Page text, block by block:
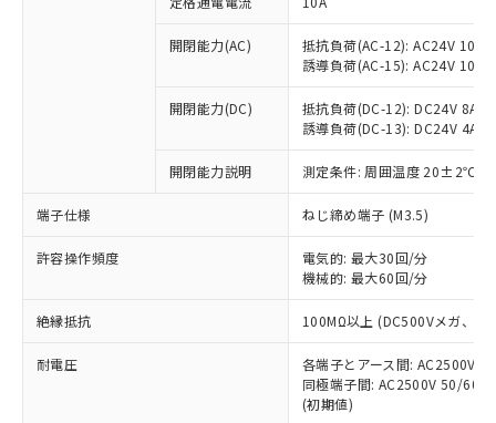
開閉能力(AC)
抵抗負荷(AC-12): AC24V 10A/
誘導負荷(AC-15): AC24V
開閉能力(DC)
抵抗負荷(DC-12): DC24V 8A/
誘導負荷(DC-13): DC24V 4A/
開閉能力説明 測定条件: 周囲温度 20±2℃、
端子仕様 ねじ締め端子 (M3.5)
許容操作頻度
電気的: 最大30回/分
機械的: 最大60回/分
絶縁抵抗 100MΩ以上 (DC500Vメガ、点
耐電圧
各端子とアース間: AC2500V
同極端子間: AC2500V 50/
(初期値)
ご利用条件
以下の条件をお読みいただき、同意のうえ
ご利用ください。
本サービスは、当社制御機器事業取扱
商品の当社在庫状況および標準価格
(税抜)を提供させていただくもので
当社制御機器事業取扱商品の中には、
本サービスの対象外となる商品もある
ことをご了承ください。
在庫状況および標準価格照会結果は、
記載している更新日時点での社内デー
タに基づき作成されるものであり、閲
覧された時点での実際の在庫および標
準価格とは異なる場合があることをご
有に対応した製品に切り替える予定のある
対応予定なし：EU RoHS指令（10物質）の
非含有に非対応の商品で、対応品を出す予
定はありません。
調査・確認中：EU RoHS指令（10物質）の
非含有の対応状況を調査中または確認中の
非該当品：ライセンス料など無形物で、有
害物質有無と関係のない商品です。
仕入先様の事情により、非含有部品として
いたものが、含有品と判明した場合などや
むを得ず変更することがあります。
六価クロム(Cr(Ⅵ)) 1000ppm以下、ポリ臭化ビフェニル
類(PBB) 1000ppm以下、ポリ臭化ジフェニルエーテル類
「○」：最大均質材料含有率が中国RoHSの
基準値以下であることを示します。
「×」：最大均質材料含有率が中国RoHSの
基準値を超えていることを示します。
「－」：未確認です。当社販売部門へお問
*中国RoHS10物質の基準値 (GB/T26572)：
Pb(鉛) :1000ppm、 Hg(水銀) : 1000ppm、 Cd(カドミウ
Cr(Ⅵ)(六価クロム) : 1000ppm、 PBBs(ポリ臭化ビフェ
当社は、これら貴社製品のうち、外国
為替および外国貿易法に定める商品
（以下｢規制貨物等」という）を輸出
または国外への提供する場合は、日本
国政府の輸出許可(または役務取引許
可)を取得するなどの必要な手続きを